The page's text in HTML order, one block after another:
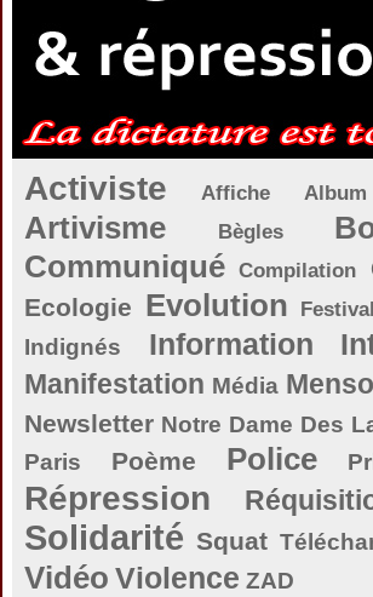
Activiste Affiche Album
Artivisme Bègles
Communiqué Compilation
Ecologie Evolution Festival
Indignés
Information
Manifestation Média
Newsletter Notre Dame Des
Paris Poème Police
Répression
Solidarité Squat
Vidéo Violence ZAD